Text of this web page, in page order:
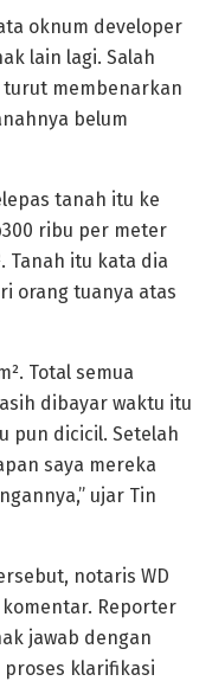
oknum developer
lain lagi. Salah
membenarkan
belum
tanah itu ke
ribu per meter
Tanah itu kata dia
orang tuanya atas
Total semua
dibayar waktu itu
pun dicicil. Setelah
saya mereka
ujar Tin
notaris WD
Reporter
jawab dengan
proses klarifikasi